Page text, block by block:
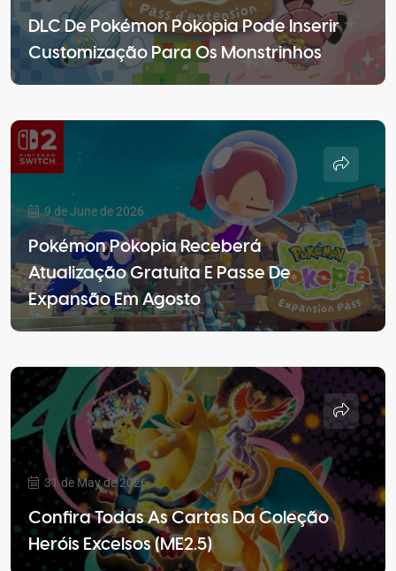
DLC De Pokémon Pokopia Pode Inserir
Customização Para Os Monstrinhos
9 de June de 2026
Pokémon Pokopia Receberá
Atualização Gratuita E Passe De
Expansão Em Agosto
31 de May de 2026
Confira Todas As Cartas Da Coleção
Heróis Excelsos (ME2.5)
25 de May de 2026